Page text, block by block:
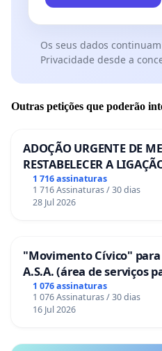
Os seus dados
Privacidade desde a
Outras petições que poderão
ADOÇÃO URGENTE DE
RESTABELECER A
1 716 assinaturas
1 716 Assinaturas / 30 dias
28 Jul 2026
"Movimento Cívico"
A.S.A. (área de serviços
Coimbra
1 076 assinaturas
1 076 Assinaturas / 30 dias
16 Jul 2026